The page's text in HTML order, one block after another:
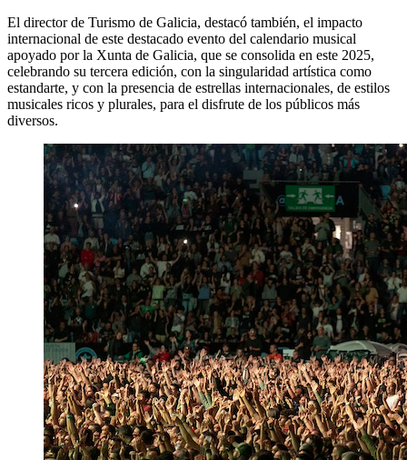
El director de Turismo de Galicia, destacó también, el impacto
internacional de este destacado evento del calendario musical
apoyado por la Xunta de Galicia, que se consolida en este 2025,
celebrando su tercera edición, con la singularidad artística como
estandarte, y con la presencia de estrellas internacionales, de estilos
musicales ricos y plurales, para el disfrute de los públicos más
diversos.